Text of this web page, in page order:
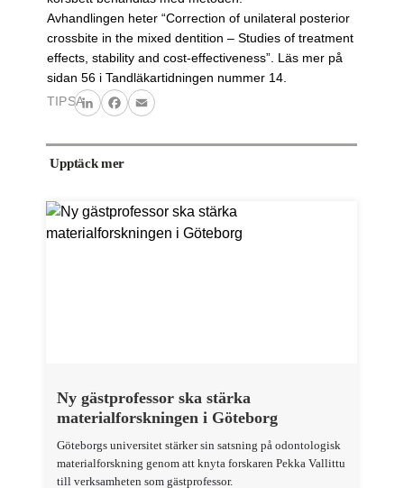
Avhandlingen heter “Correction of unilateral posterior
crossbite in the mixed dentition – Studies of treatment
effects, stability and cost-effectiveness”. Läs mer på
sidan 56 i Tandläkartidningen nummer 14.
TIPSA
LinkedInFacebook
Email
Upptäck mer
Ny gästprofessor ska stärka
materialforskningen i Göteborg
Göteborgs universitet stärker sin satsning på odontologisk
materialforskning genom att knyta forskaren Pekka Vallittu
till verksamheten som gästprofessor.